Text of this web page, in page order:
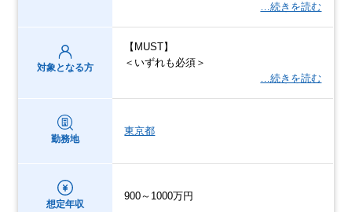
…続きを読む
対象となる方
【MUST】
＜いずれも必須＞
…続きを読む
勤務地
東京都
想定年収
900～1000万円